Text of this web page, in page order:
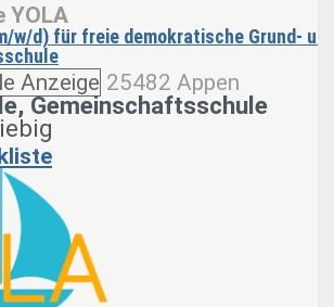
YOLA
w/d) für freie demokratische Grund-
Anzeige 25482 Appen
Gemeinschaftsschule